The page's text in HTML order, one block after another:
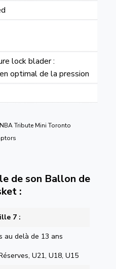
lock blader :
optimal de la pression
de son Ballon de
:
7 :
au delà de 13 ans
U21, U18, U15